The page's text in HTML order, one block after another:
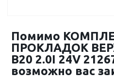
Помимо
ПРОКЛАДОК
B20 2.0I 24V
возможно вас